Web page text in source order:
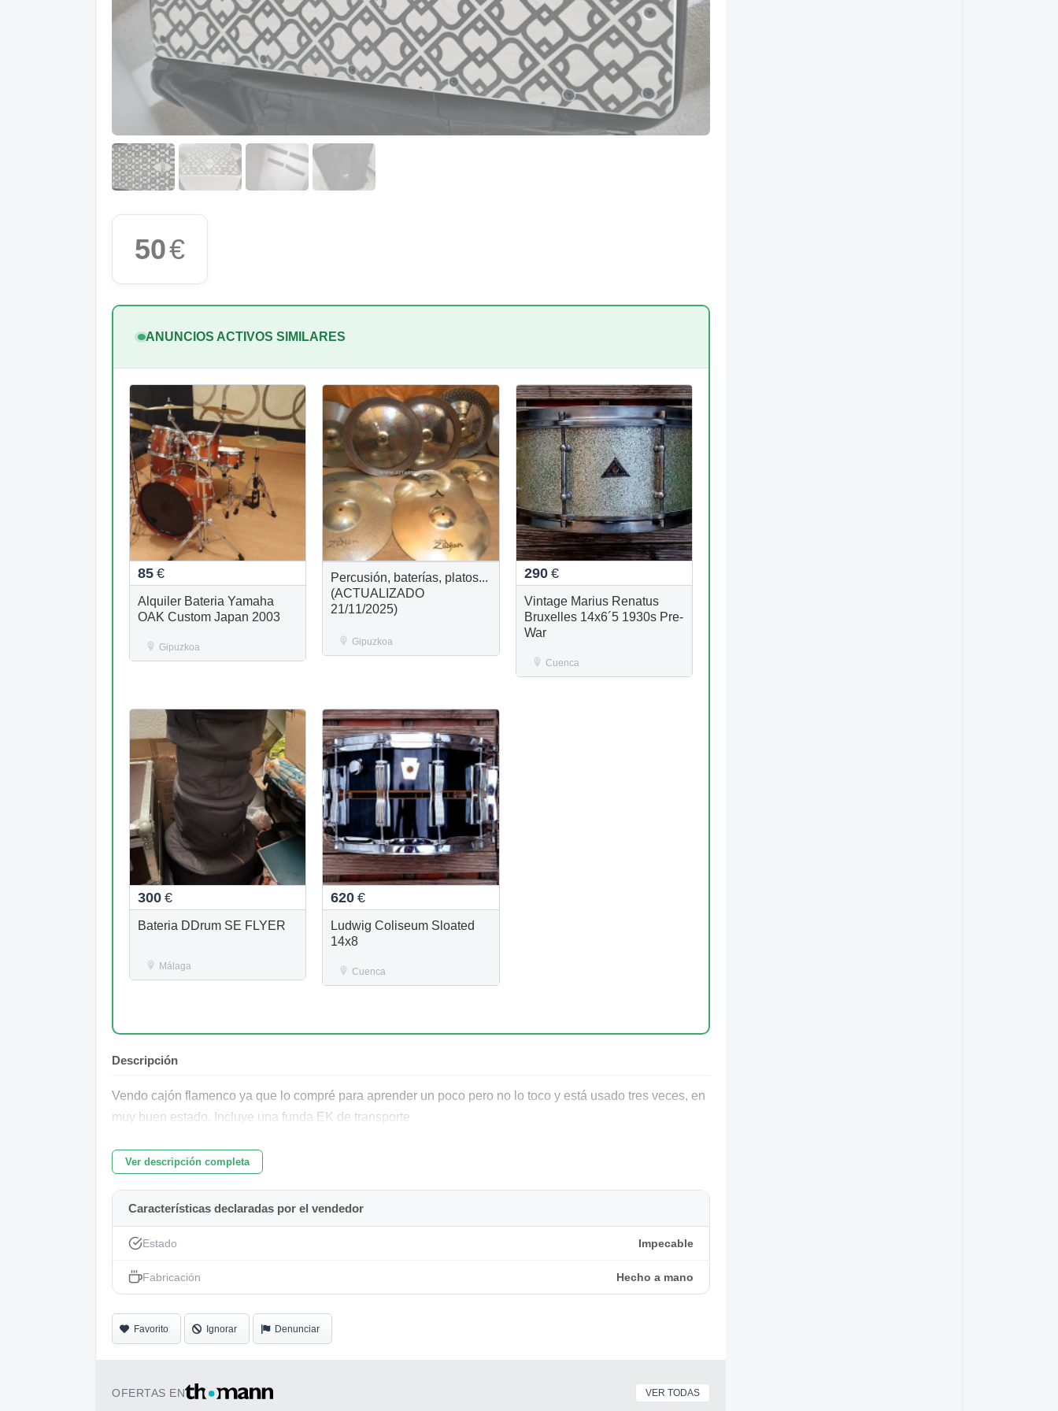
50€
ANUNCIOS ACTIVOS SIMILARES
85 €
Alquiler Bateria Yamaha
OAK Custom Japan 2003
Gipuzkoa
Percusión, baterías, platos...
(ACTUALIZADO
21/11/2025)
Gipuzkoa
290 €
Vintage Marius Renatus
Bruxelles 14x6´5 1930s Pre-
War
Cuenca
300 €
Bateria DDrum SE FLYER
Málaga
620 €
Ludwig Coliseum Sloated
14x8
Cuenca
Descripción
Vendo cajón flamenco ya que lo compré para aprender un poco pero no lo toco y está usado tres veces, en
muy buen estado. Incluye una funda EK de transporte
Ver descripción completa
Características declaradas por el vendedor
Estado Impecable
Fabricación Hecho a mano
Favorito Ignorar Denunciar
OFERTAS EN VER TODAS